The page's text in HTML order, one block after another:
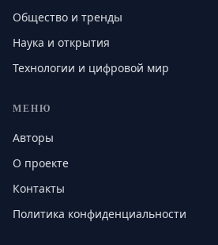
Общество и тренды
Наука и открытия
Технологии и цифровой мир
МЕНЮ
Авторы
О проекте
Контакты
Политика конфиденциальности